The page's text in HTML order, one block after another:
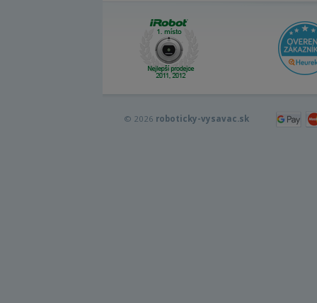
© 2026 roboticky-vysavac.sk